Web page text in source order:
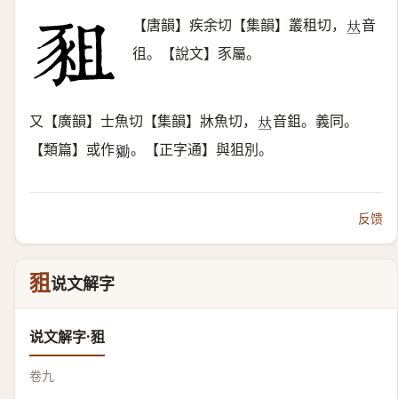
【唐韻】疾余切【集韻】叢租切， 𠀤音
徂。【說文】豕屬。
又【廣韻】士魚切【集韻】牀魚切， 𠀤音鉏。義同。
【類篇】或作𧱑 。【正字通】與狙別。
反馈
豠说文解字
说文解字·豠
卷九